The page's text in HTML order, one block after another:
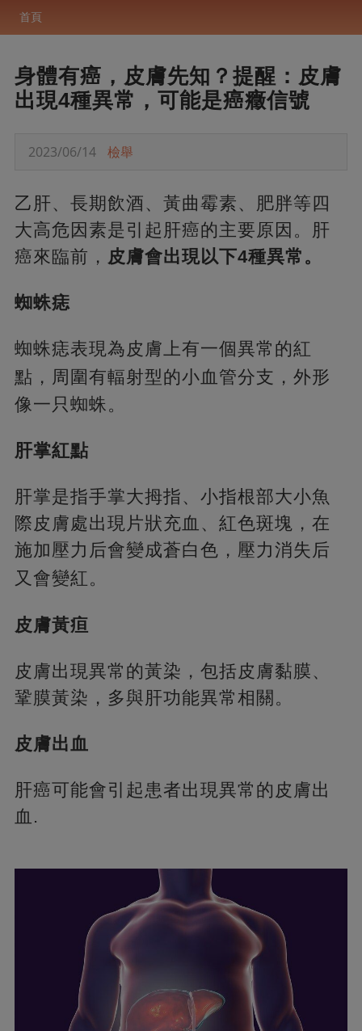
首頁
身體有癌，皮膚先知？提醒：皮膚
出現4種異常，可能是癌癥信號
2023/06/14 檢舉
乙肝、長期飲酒、黃曲霉素、肥胖等四
大高危因素是引起肝癌的主要原因。肝
癌來臨前， 皮膚會出現以下4種異常。
蜘蛛痣
蜘蛛痣表現為皮膚上有一個異常的紅
點， 周圍有輻射型的小血管分支，外形
像一只蜘蛛。
肝掌紅點
肝掌是指手掌大拇指、小指根部大小魚
際皮膚處出現片狀充血、紅色斑塊，在
施加壓力后會變成蒼白色，壓力消失后
又會變紅。
皮膚黃疸
皮膚出現異常的黃染，包括皮膚黏膜、
鞏膜黃染，多與肝功能異常相關。
皮膚出血
肝癌可能會引起患者出現異常的皮膚出
血.